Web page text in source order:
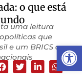
Abrir
o que está
uma leitura
que
e um BRICS que